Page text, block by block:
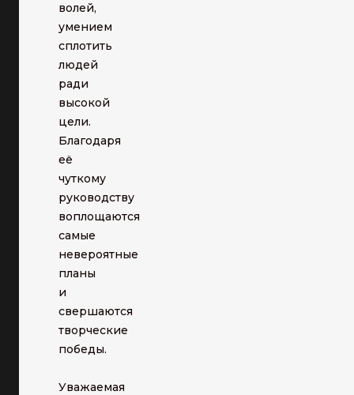
волей,
умением
сплотить
людей
ради
высокой
цели.
Благодаря
её
чуткому
руководству
воплощаются
самые
невероятные
планы
и
свершаются
творческие
победы.
Уважаемая